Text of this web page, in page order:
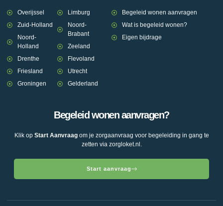
Overijssel
Zuid-Holland
Noord-
Holland
Drenthe
Friesland
Groningen
Limburg
Noord-
Brabant
Zeeland
Flevoland
Utrecht
Gelderland
Begeleid wonen aanvragen
Wat is begeleid wonen?
Eigen bijdrage
Begeleid wonen aanvragen?
Klik op Start Aanvraagom je zorgaanvraag voor begeleiding in gang te
zetten via zorgloket.nl.
Start aanvraag